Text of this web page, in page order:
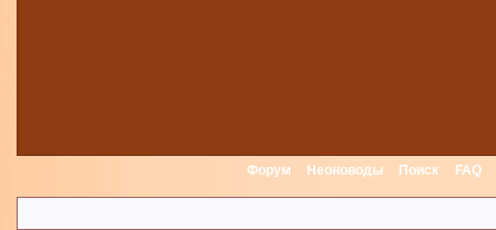
Форум Неоноводы Поиск FAQ